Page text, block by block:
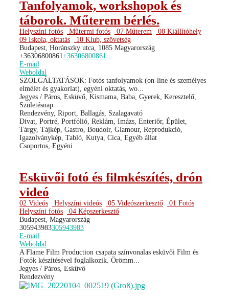
Tanfolyamok, workshopok és
táborok. Műterem bérlés.
Helyszíni fotós Műtermi fotós 07 Műterem
08 Kiállítóhely
09 Iskola, oktatás
10 Klub, szövetség
Budapest, Horánszky utca, 1085 Magyarország
+36306800861 +36306800861
E-mail
Weboldal
SZOLGÁLTATÁSOK: Fotós tanfolyamok (on-line és személyes
elmélet és gyakorlat), egyéni oktatás, wo...
Jegyes / Páros, Esküvő, Kismama, Baba, Gyerek, Keresztelő,
Születésnap
Rendezvény, Riport, Ballagás, Szalagavató
Divat, Portré, Portfólió, Reklám, Imázs, Enteriőr, Épület,
Tárgy, Tájkép, Gastro, Boudoir, Glamour, Reprodukció,
Igazolványkép, Tabló, Kutya, Cica, Egyéb állat
Csoportos, Egyéni
Esküvői fotó és filmkészítés, drón
videó
02 Videós Helyszíni videós 05 Videószerkesztő
01 Fotós
Helyszíni fotós
04 Képszerkesztő
Budapest, Magyarország
305943983305943983
E-mail
Weboldal
A Flame Film Production csapata színvonalas esküvői Film és
Fotók készítésével foglalkozik. Örömm...
Jegyes / Páros, Esküvő
Rendezvény